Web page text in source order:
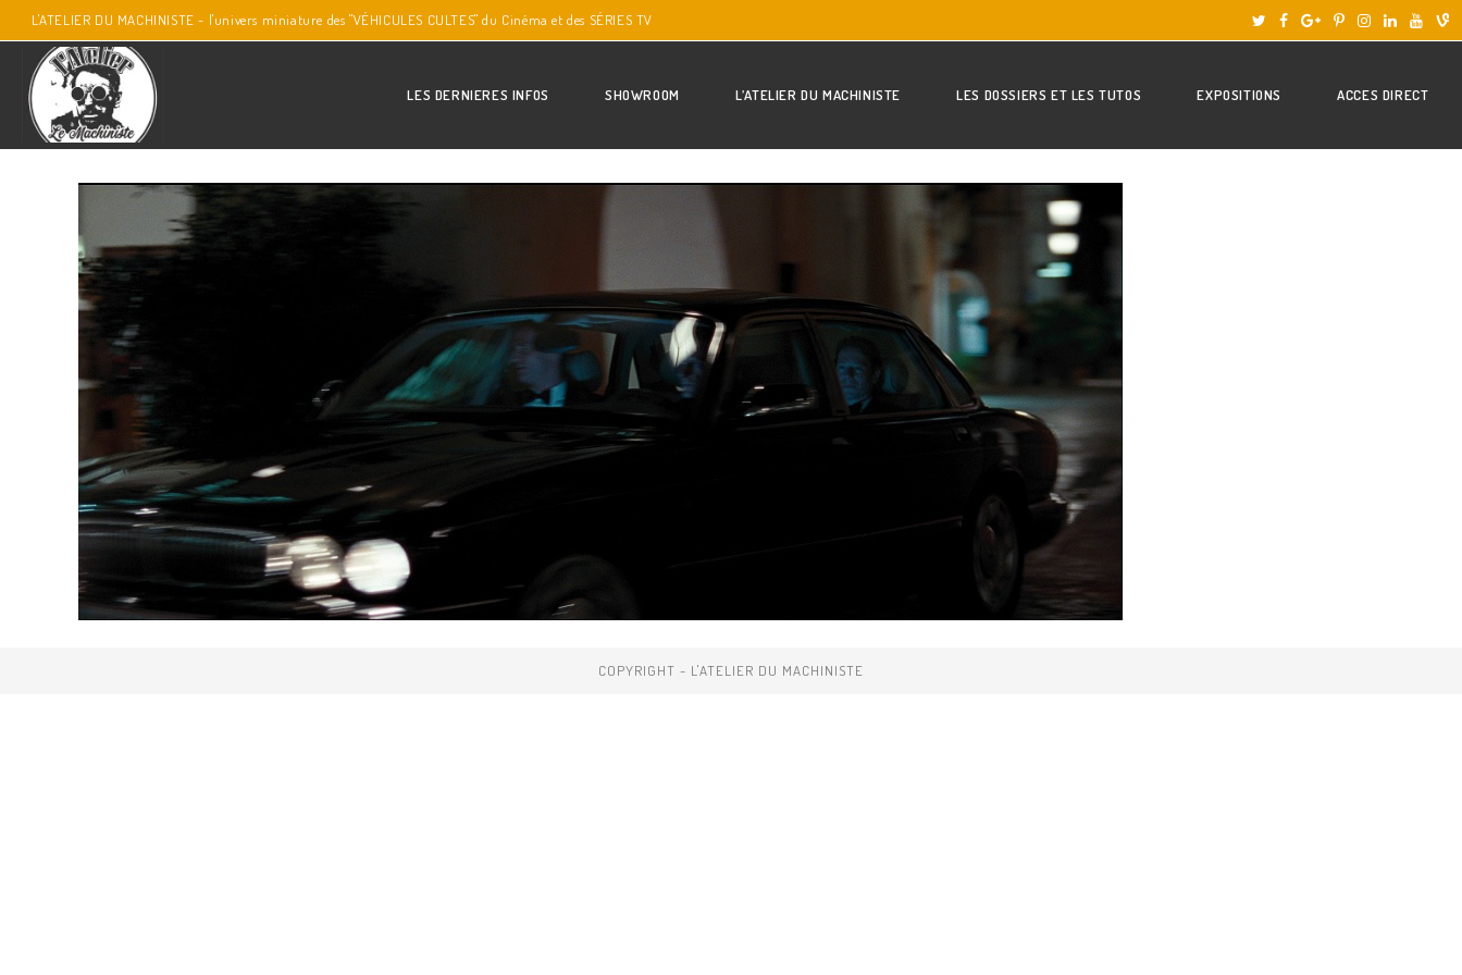
L'ATELIER DU MACHINISTE - l'univers miniature des "VÉHICULES CULTES" du Cinéma et des SÉRIES TV
LES DERNIERES INFOS SHOWROOM L’ATELIER DU MACHINISTE LES DOSSIERS ET LES TUTOS EXPOSITIONS ACCES DIRECT
COPYRIGHT - L'ATELIER DU MACHINISTE